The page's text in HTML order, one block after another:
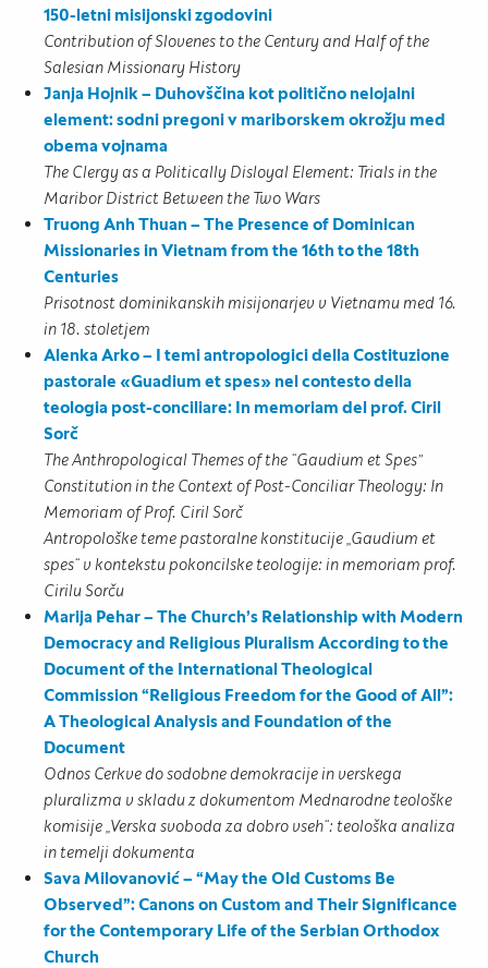
150-letni misijonski zgodovini
Contribution of Slovenes to the Century and Half of the
Salesian Missionary History
Janja Hojnik – Duhovščina kot politično nelojalni
element: sodni pregoni v mariborskem okrožju med
obema vojnama
The Clergy as a Politically Disloyal Element: Trials in the
Maribor District Between the Two Wars
Truong Anh Thuan – The Presence of Dominican
Missionaries in Vietnam from the 16th to the 18th
Centuries
Prisotnost dominikanskih misijonarjev v Vietnamu med 16.
in 18. stoletjem
Alenka Arko – I temi antropologici della Costituzione
pastorale «Guadium et spes» nel contesto della
teologia post-conciliare: In memoriam del prof. Ciril
Sorč
The Anthropological Themes of the “Gaudium et Spes”
Constitution in the Context of Post-Conciliar Theology: In
Memoriam of Prof. Ciril Sorč
Antropološke teme pastoralne konstitucije „Gaudium et
spes“ v kontekstu pokoncilske teologije: in memoriam prof.
Cirilu Sorču
Marija Pehar – The Church’s Relationship with Modern
Democracy and Religious Pluralism According to the
Document of the International Theological
Commission “Religious Freedom for the Good of All”:
A Theological Analysis and Foundation of the
Document
Odnos Cerkve do sodobne demokracije in verskega
pluralizma v skladu z dokumentom Mednarodne teološke
komisije „Verska svoboda za dobro vseh“: teološka analiza
in temelji dokumenta
Sava Milovanović – “May the Old Customs Be
Observed”: Canons on Custom and Their Significance
for the Contemporary Life of the Serbian Orthodox
Church